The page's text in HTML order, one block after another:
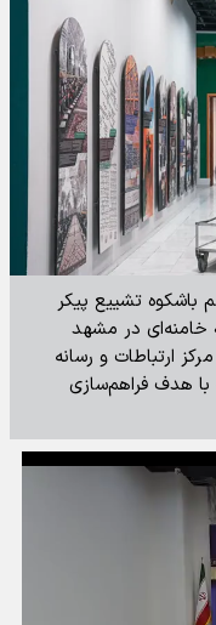
باشکوه تشییع پیکر
خامنه‌ای در مشهد
ارتباطات و رسانه
هدف فراهم‌سازی